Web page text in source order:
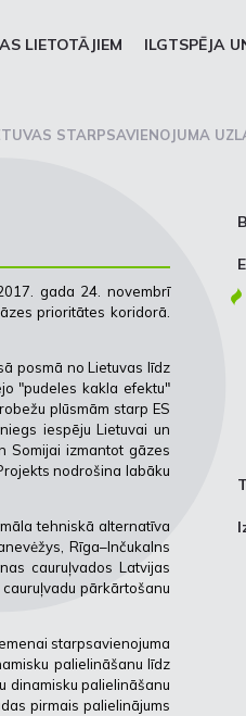
LIETOTĀJIEM ILGTSPĒJA
STARPSAVIENOJUMA
gada 24. novembrī
prioritātes koridorā.
posmā no Lietuvas līdz
"pudeles kakla efektu"
plūsmām starp ES
iespēju Lietuvai un
Somijai izmantot gāzes
nodrošina labāku
tehniskā alternatīva
Rīga–Inčukalns
cauruļvados Latvijas
pārkārtošanu
starpsavienojuma
palielināšanu līdz
dinamisku palielināšanu
pirmais palielinājums